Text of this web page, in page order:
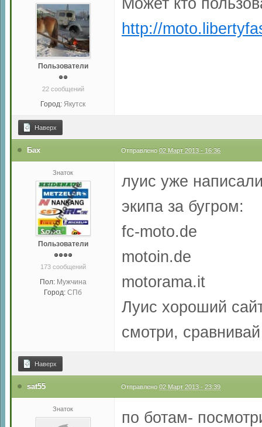
Пользователи
22 сообщений
Город: Якутск
http://
Наверх
Бах Отправлено 02 Март 2013 - 16:36
Знаток
Пользователи
173 сообщений
Пол: Мужчина
Город: СПб
луис уже
экипа за бугром:
fc-moto.de
motoin.de
motorama.it
Луис хороший
смотри,
Наверх
sat55 Отправлено 02 Март 2013 - 23:39
Знаток
по ботам-